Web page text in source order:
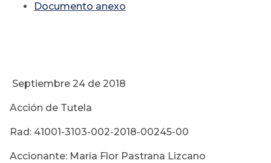
Documento anexo
Septiembre 24 de 2018
Acción de Tutela
Rad: 41001-3103-002-2018-00245-00
Accionante: María Flor Pastrana Lizcano